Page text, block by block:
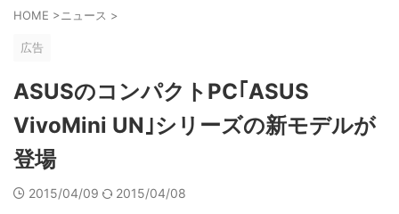
HOME >ニュース >
広告
ASUSのコンパクトPC｢ASUS
VivoMini UN｣シリーズの新モデルが
登場
2015/04/09 2015/04/08